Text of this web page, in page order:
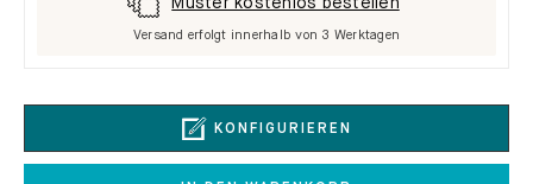
KONFIGURIEREN
Versand erfolgt innerhalb von 3 Werktagen